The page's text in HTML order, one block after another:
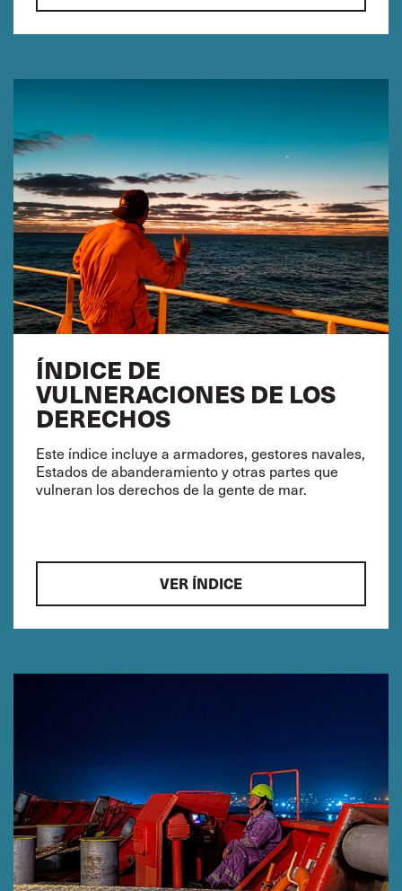
ÍNDICE DE
VULNERACIONES DE LOS
DERECHOS
Este índice incluye a armadores, gestores navales,
Estados de abanderamiento y otras partes que
vulneran los derechos de la gente de mar.
VER ÍNDICE